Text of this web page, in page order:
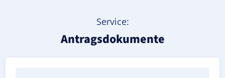
Service:
Antragsdokumente